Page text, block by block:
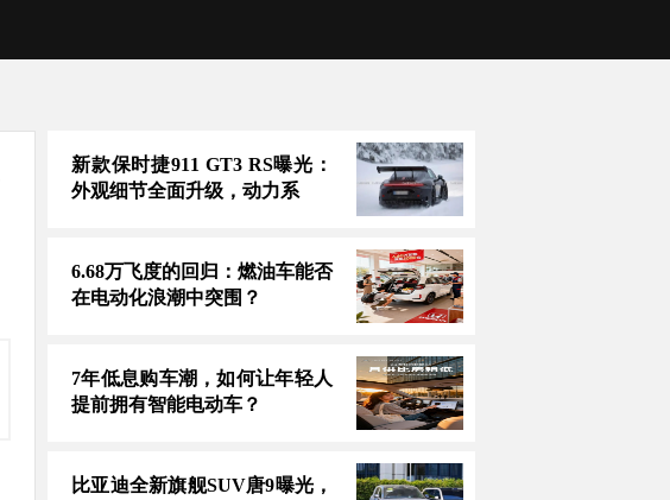
新款保时捷911 GT3 RS曝光：
外观细节全面升级，动力系
6.68万飞度的回归：燃油车能否
在电动化浪潮中突围？
7年低息购车潮，如何让年轻人
提前拥有智能电动车？
比亚迪全新旗舰SUV唐9曝光，